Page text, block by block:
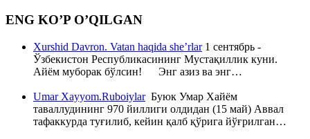
ENG KO’P O’QILGAN
Xurshid Davron. Vatan haqida she’rlar1 сентябрь -
Ўзбекистон Республикасининг Мустақиллик куни.
Айём муборак бўлсин! Энг азиз ва энг…
Umar Xayyom.RuboiylarБуюк Умар Хайём
таваллудининг 970 йиллиги олдидан (15 май) Аввал
тафаккурда туғилиб, кейин қалб қўрига йўғрилган…